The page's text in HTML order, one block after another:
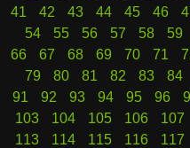
41
42 43 44 45 46
54
55 56 57 58 59
66
67 68 69 70 71
79
80 81 82 83 84
91
92 93 94 95 96
103
104 105 106 107
113
114 115 116 117